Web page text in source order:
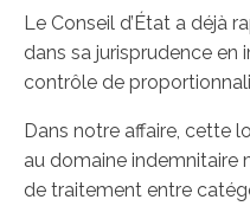
Le Conseil d’État a déjà
dans sa jurisprudence en
contrôle de
Dans notre affaire, cette
au domaine indemnitaire
de traitement entre